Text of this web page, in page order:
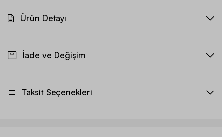
Ürün Detayı
İade ve Değişim
Taksit Seçenekleri